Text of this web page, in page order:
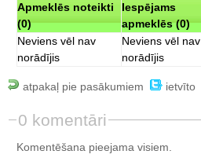
Apmeklēs noteikti
(0)
Iespējams
apmeklēs (0)
Neviens vēl nav
norādījis
Neviens vēl nav
norādījis
atpakaļ pie pasākumiem ietvīto
0 komentāri
Komentēšana pieejama visiem.